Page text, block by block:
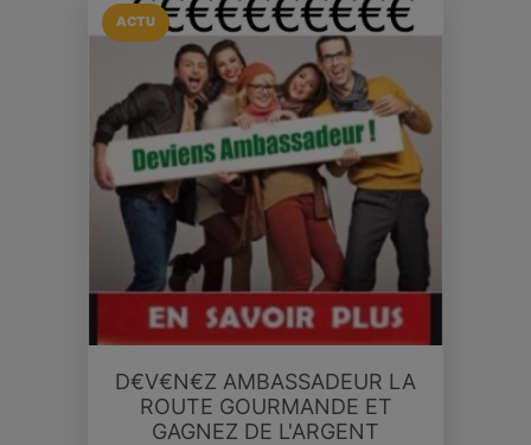
ACTU
D€V€N€Z AMBASSADEUR LA
ROUTE GOURMANDE ET
GAGNEZ DE L'ARGENT